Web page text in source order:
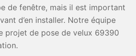
de fenêtre, mais il est important
d’en installer. Notre équipe
projet de pose de velux 69390